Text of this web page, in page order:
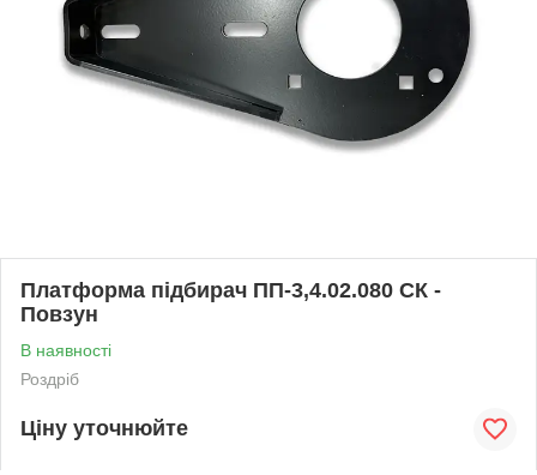
Платформа підбирач ПП-3,4.02.080 СК -
Повзун
В наявності
Роздріб
Ціну уточнюйте